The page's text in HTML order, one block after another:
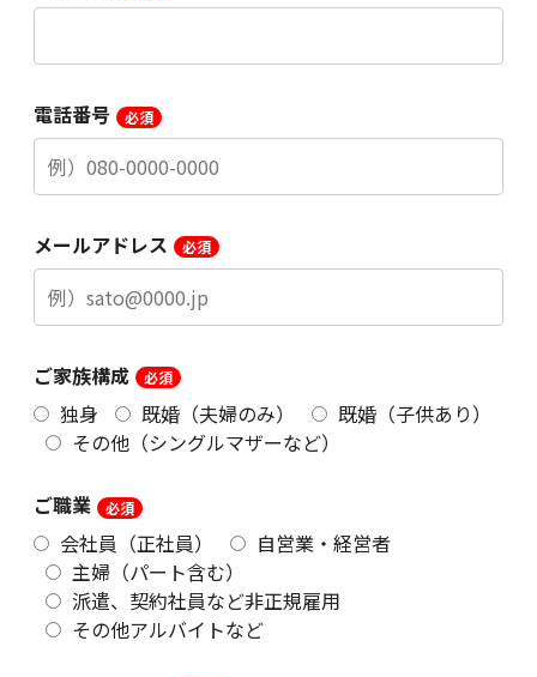
電話番号
メールアドレス
ご家族構成
独身
既婚（夫婦のみ）
既婚（子供あり）
その他（シングルマザーなど）
ご職業
会社員（正社員）
自営業・経営者
主婦（パート含む）
派遣、契約社員など非正規雇用
その他アルバイトなど